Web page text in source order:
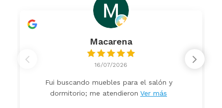
Macarena
16/07/2026
Fui buscando muebles para el salón y
dormitorio; me atendieron Ver más